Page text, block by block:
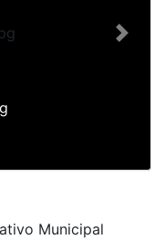
Next
Municipal